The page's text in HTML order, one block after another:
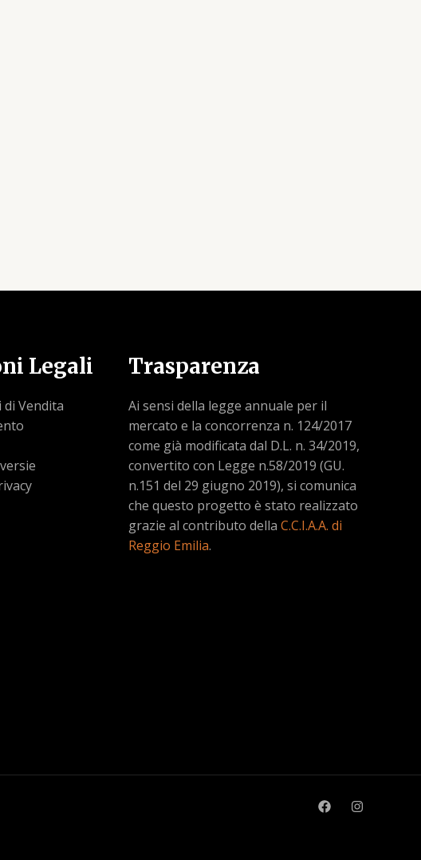
Legali
di Vendita
Trasparenza
Ai sensi della legge annuale per il
mercato e la concorrenza n. 124/2017
come già modificata dal D.L. n. 34/2019,
convertito con Legge n.58/2019 (GU.
n.151 del 29 giugno 2019), si comunica
che questo progetto è stato realizzato
grazie al contributo della C.C.I.A.A. di
Reggio Emilia.